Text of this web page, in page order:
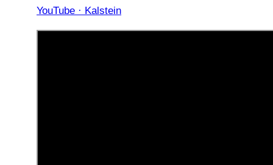
YouTube · Kalstein